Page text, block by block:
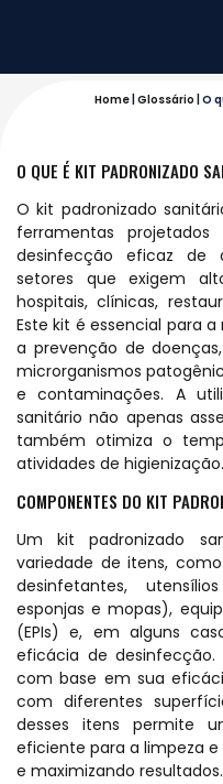
Home| Glossário O
O QUE É KIT PADRONIZADO
O kit padronizado
ferramentas
desinfecção eficaz de
setores que exigem
hospitais, clínicas,
Este kit é essencial para
a prevenção de
microrganismos
e contaminações. A
sanitário não apenas
também otimiza o
atividades de higienização.
COMPONENTES DO KIT
Um kit padronizado
variedade de itens,
desinfetantes,
esponjas e mopas),
(EPIs) e, em alguns
eficácia de
com base em sua
com diferentes
desses itens permite
eficiente para a limpeza
e maximizando resultados.